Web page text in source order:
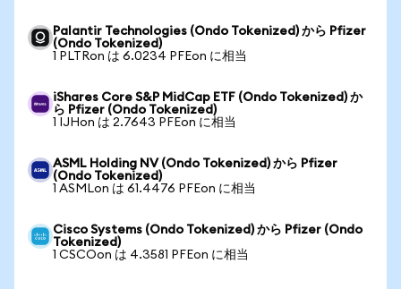
Palantir Technologies (Ondo Tokenized) から Pfizer
(Ondo Tokenized)
1 PLTRon は 6.0234 PFEon に相当
iShares Core S&P MidCap ETF (Ondo Tokenized) か
ら Pfizer (Ondo Tokenized)
1 IJHon は 2.7643 PFEon に相当
ASML Holding NV (Ondo Tokenized) から Pfizer
(Ondo Tokenized)
1 ASMLon は 61.4476 PFEon に相当
Cisco Systems (Ondo Tokenized) から Pfizer (Ondo
Tokenized)
1 CSCOon は 4.3581 PFEon に相当